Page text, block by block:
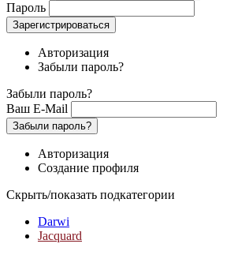
Пароль
Зарегистрироваться
Авторизация
Забыли пароль?
Забыли пароль?
Ваш E-Mail
Забыли пароль?
Авторизация
Создание профиля
Скрыть/показать подкатегории
Darwi
Jacquard